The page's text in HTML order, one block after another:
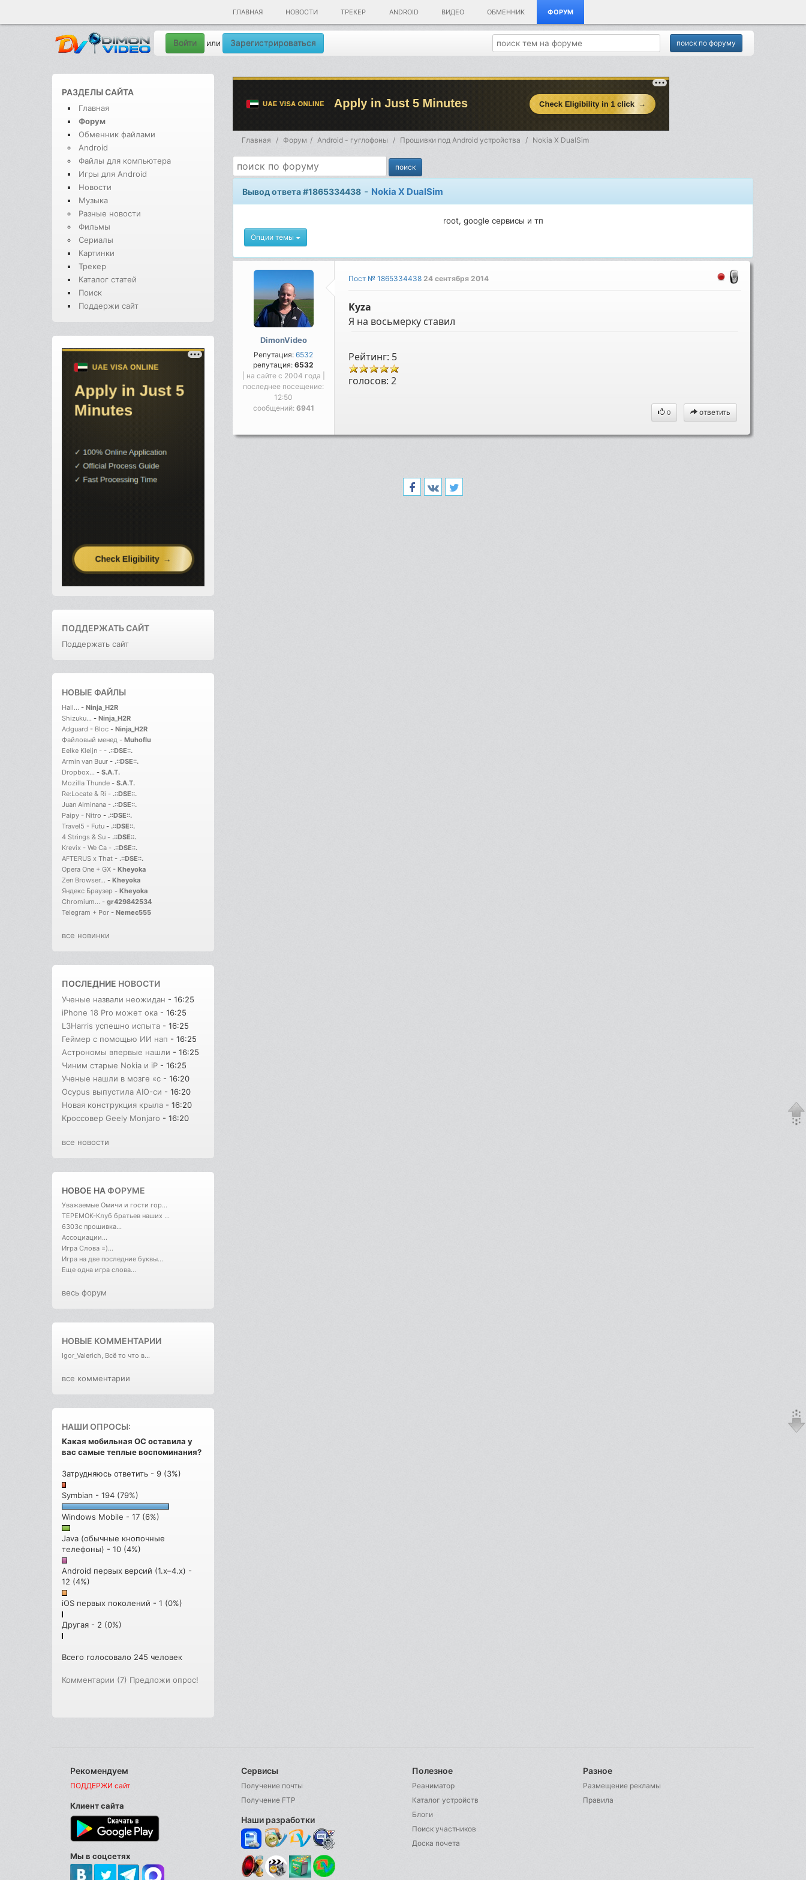
ГЛАВНАЯ НОВОСТИ ТРЕКЕР ANDROID ВИДЕО ОБМЕННИК ФОРУМ
Войти или Зарегистрироваться
РАЗДЕЛЫ САЙТА
Главная
Форум
Обменник файлами
Android
Файлы для компьютера
Игры для Android
Новости
Музыка
Разные новости
Фильмы
Сериалы
Картинки
Трекер
Каталог статей
Поиск
Поддержи сайт
ПОДДЕРЖАТЬ САЙТ
Поддержать сайт
НОВЫЕ ФАЙЛЫ
Hail... - Ninja_H2R
Shizuku... - Ninja_H2R
Adguard - Bloc - Ninja_H2R
Файловый менед - Muhoflu
Eelke Kleijn - - .::DSE::.
Armin van Buur - .::DSE::.
Dropbox... - S.A.T.
Mozilla Thunde - S.A.T.
Re:Locate & Ri - .::DSE::.
Juan Alminana - .::DSE::.
Paipy - Nitro - .::DSE::.
Travel5 - Futu - .::DSE::.
4 Strings & Su - .::DSE::.
Krevix - We Ca - .::DSE::.
AFTERUS x That - .::DSE::.
Opera One + GX - Kheyoka
Zen Browser... - Kheyoka
Яндекс Браузер - Kheyoka
Chromium... - gr429842534
Telegram + Por - Nemec555
все новинки
ПОСЛЕДНИЕ НОВОСТИ
Ученые назвали неожидан - 16:25
iPhone 18 Pro может ока - 16:25
L3Harris успешно испыта - 16:25
Геймер с помощью ИИ нап - 16:25
Астрономы впервые нашли - 16:25
Чиним старые Nokia и iP - 16:25
Ученые нашли в мозге «с - 16:20
Ocypus выпустила AIO-си - 16:20
Новая конструкция крыла - 16:20
Кроссовер Geely Monjaro - 16:20
все новости
НОВОЕ НАФОРУМЕ
Уважаемые Омичи и гости гор...
ТЕРЕМОК-Клуб братьев наших ...
6303с прошивка...
Ассоциации...
Игра Слова =)...
Игра на две последние буквы...
Еще одна игра слова...
весь форум
НОВЫЕ КОММЕНТАРИИ
Igor_Valerich, Всё то что в...
все комментарии
НАШИ ОПРОСЫ:
Какая мобильная ОС оставила у
вас самые теплые воспоминания?
Затрудняюсь ответить - 9 (3%)
Symbian - 194 (79%)
Windows Mobile - 17 (6%)
Java (обычные кнопочные
телефоны) - 10 (4%)
Android первых версий (1.x–4.x) -
12 (4%)
iOS первых поколений - 1 (0%)
Другая - 2 (0%)
Всего голосовало 245 человек
Комментарии (7) Предложи опрос!
Главная Форум Android - гуглофоны Прошивки под Android устройства Nokia X DualSim
Вывод ответа #1865334438 - Nokia X DualSim
root, google сервисы и тп
Опции темы
DimonVideo
Репутация:6532
репутация:6532
| на сайте с 2004 года |
последнее посещение:
12:50
сообщений: 6941
Пост № 1865334438 24 сентября 2014
Kyza
Я на восьмерку ставил
Рейтинг: 5
голосов: 2
0 ответить
Рекомендуем
ПОДДЕРЖИ сайт
Клиент сайта
Мы в соцсетях
Сервисы
Получение почты
Получение FTP
Наши разработки
Полезное
Реаниматор
Каталог устройств
Блоги
Поиск участников
Доска почета
Разное
Размещение рекламы
Правила